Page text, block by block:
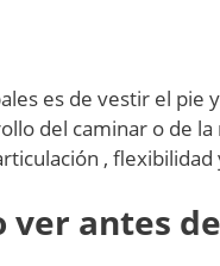
es de vestir el
del caminar o de la
, flexibilidad
ver antes